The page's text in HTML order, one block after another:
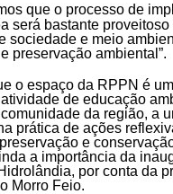
que o processo de
será bastante proveitoso
sociedade e meio
preservação ambiental”.
o espaço da RPPN é
de educação
da região, a
prática de ações
e
a importância da
por conta da
Morro Feio.